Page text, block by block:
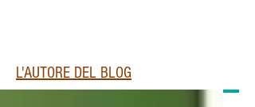
L'AUTORE DEL BLOG